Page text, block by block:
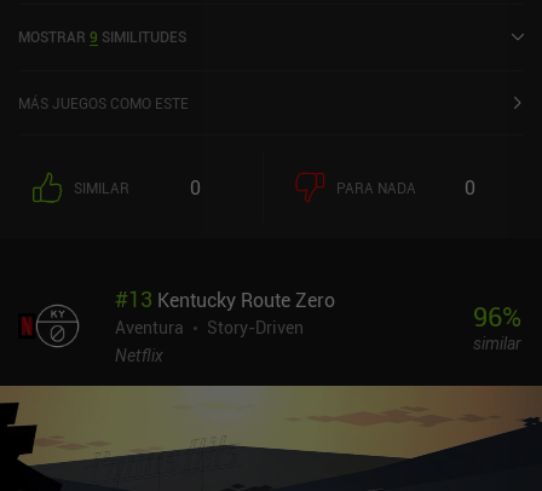
MOSTRAR 9 SIMILITUDES
MÁS JUEGOS COMO ESTE
SIMILAR 0 PARA NADA 0
#13 Kentucky Route Zero
Aventura
Story-Driven
Netflix
96%
similar